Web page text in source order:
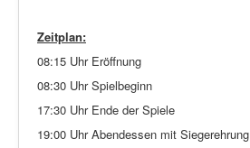
Zeitplan:
08:15 Uhr Eröffnung
08:30 Uhr Spielbeginn
17:30 Uhr Ende der Spiele
19:00 Uhr Abendessen mit Siegerehrung